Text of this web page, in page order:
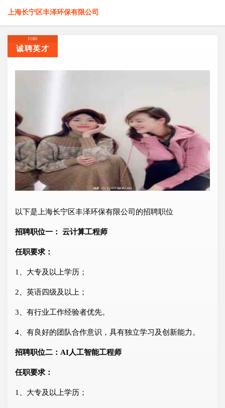
上海长宁区丰泽环保有限公司
JOBS
诚聘英才
以下是上海长宁区丰泽环保有限公司的招聘职位
招聘职位一： 云计算工程师
任职要求：
1、大专及以上学历；
2、英语四级及以上；
3、有行业工作经验者优先。
4、有良好的团队合作意识，具有独立学习及创新能力。
招聘职位二：AI人工智能工程师
任职要求：
1、大专及以上学历；